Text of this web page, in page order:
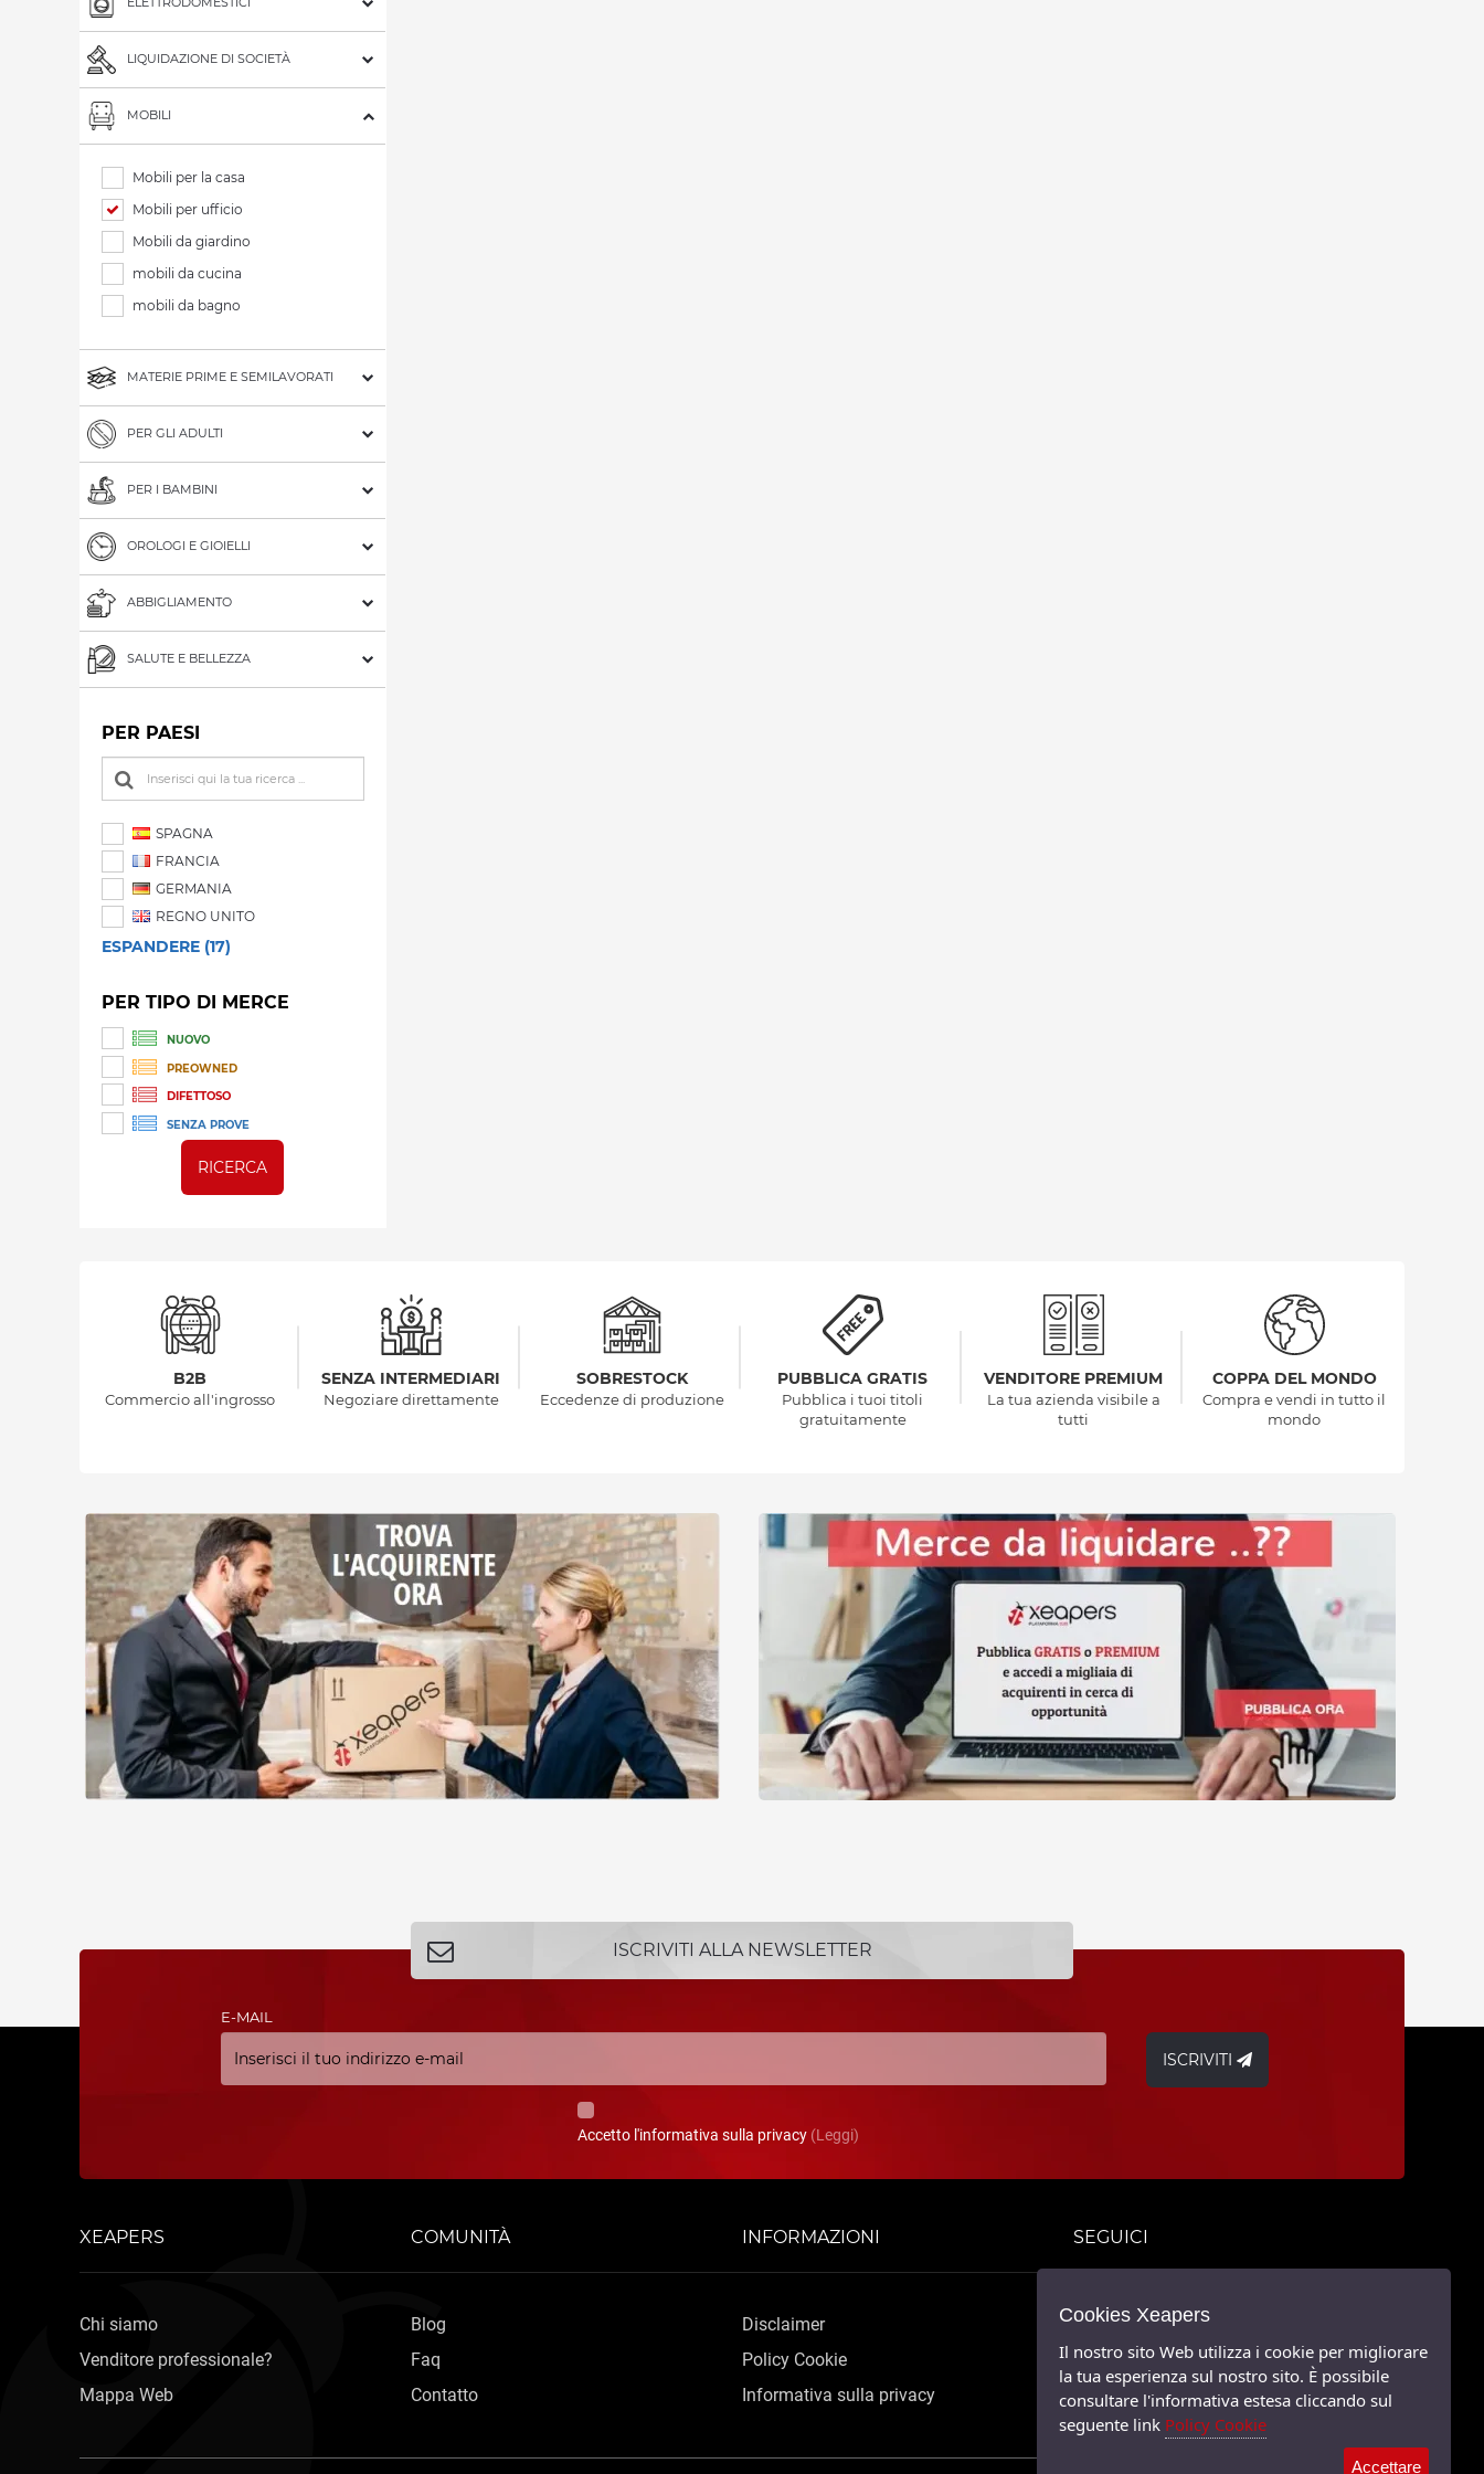
LIQUIDAZIONE DI SOCIETÀ
MOBILI
Mobili per la casa
Mobili per ufficio
Mobili da giardino
mobili da cucina
mobili da bagno
MATERIE PRIME E SEMILAVORATI
PER GLI ADULTI
PER I BAMBINI
OROLOGI E GIOIELLI
ABBIGLIAMENTO
SALUTE E BELLEZZA
PER PAESI
SPAGNA
FRANCIA
GERMANIA
REGNO UNITO
ESPANDERE (17)
PER TIPO DI MERCE
NUOVO
PREOWNED
DIFETTOSO
SENZA PROVE
RICERCA
B2B
Commercio all'ingrosso
SENZA INTERMEDIARI
Negoziare direttamente
SOBRESTOCK
Eccedenze di produzione
PUBBLICA GRATIS
Pubblica i tuoi titoli
gratuitamente
VENDITORE PREMIUM
La tua azienda visibile a
tutti
COPPA DEL MONDO
Compra e vendi in tutto il
mondo
ISCRIVITI ALLA NEWSLETTER
E-MAIL
ISCRIVITI
Accetto l'informativa sulla privacy (Leggi)
XEAPERS COMUNITÀ INFORMAZIONI SEGUICI
Chi siamo
Venditore professionale?
Mappa Web
Blog
Faq
Contatto
Disclaimer
Policy Cookie
Informativa sulla privacy
Twitter
Facebook
Linkedin
Cookies Xeapers
Il nostro sito Web utilizza i cookie per migliorare
la tua esperienza sul nostro sito. È possibile
consultare l'informativa estesa cliccando sul
seguente link Policy Cookie
Accettare